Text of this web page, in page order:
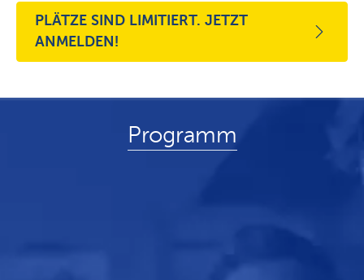
PLÄTZE SIND LIMITIERT. JETZT
ANMELDEN!
Programm